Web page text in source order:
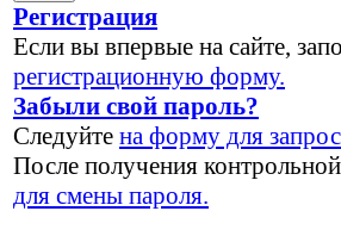
Регистрация
Если вы впервые на сайте,
регистрационную форму.
Забыли свой пароль?
Следуйте на форму для
После получения
для смены пароля.